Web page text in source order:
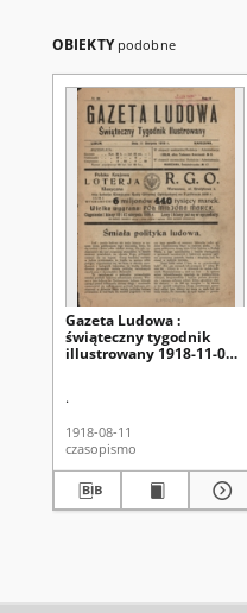
OBIEKTY podobne
Gazeta Ludowa :
świąteczny tygodnik
illustrowany 1918-11-08,
.
1918-08-11
czasopismo